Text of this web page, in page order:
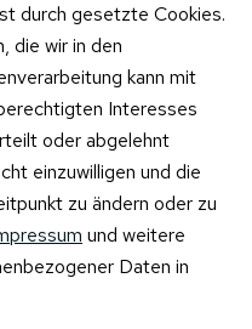
durch gesetzte Cookies.
die wir in den
kann mit
Interesses
oder abgelehnt
einzuwilligen und die
zu ändern oder zu
und weitere
Daten in